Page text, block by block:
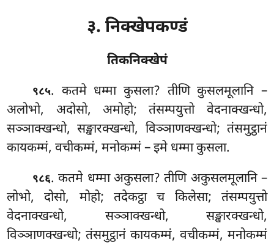
३. निक्खेपकण्डं
तिकनिक्खेपं
९८५. कतमे धम्मा कुसला? तीणि कुसलमूलानि –
अलोभो, अदोसो, अमोहो; तंसम्पयुत्तो वेदनाक्खन्धो,
सञ्ञाक्खन्धो, सङ्खारक्खन्धो, विञ्ञाणक्खन्धो; तंसमुट्ठानं
कायकम्मं, वचीकम्मं, मनोकम्मं – इमे धम्मा कुसला.
९८६. कतमे धम्मा अकुसला? तीणि अकुसलमूलानि –
लोभो, दोसो, मोहो; तदेकट्ठा च किलेसा; तंसम्पयुत्तो
वेदनाक्खन्धो, सञ्ञाक्खन्धो, सङ्खारक्खन्धो,
विञ्ञाणक्खन्धो; तंसमुट्ठानं कायकम्मं, वचीकम्मं, मनोकम्मं